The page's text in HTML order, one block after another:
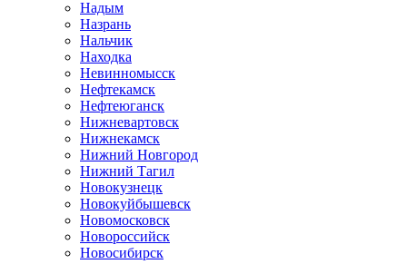
Надым
Назрань
Нальчик
Находка
Невинномысск
Нефтекамск
Нефтеюганск
Нижневартовск
Нижнекамск
Нижний Новгород
Нижний Тагил
Новокузнецк
Новокуйбышевск
Новомосковск
Новороссийск
Новосибирск